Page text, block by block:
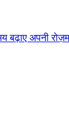
अपनी